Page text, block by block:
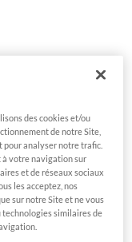
des cookies et/ou
de notre Site,
pour analyser notre trafic.
à votre navigation sur
et de réseaux sociaux
les acceptez, nos
sur notre Site et ne vous
technologies similaires de